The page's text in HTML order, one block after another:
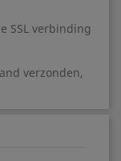
SSL verbinding
verzonden,